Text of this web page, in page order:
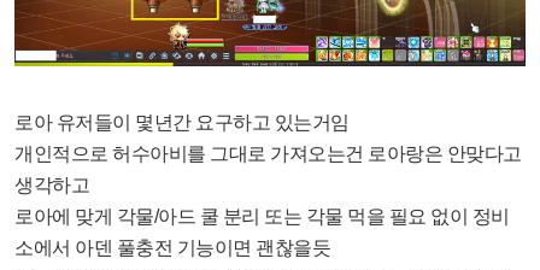
로아 유저들이 몇년간 요구하고 있는거임
개인적으로 허수아비를 그대로 가져오는건 로아랑은 안맞다고
생각하고
로아에 맞게 각물/아드 쿨 분리 또는 각물 먹을 필요 없이 정비
소에서 아덴 풀충전 기능이면 괜찮을듯